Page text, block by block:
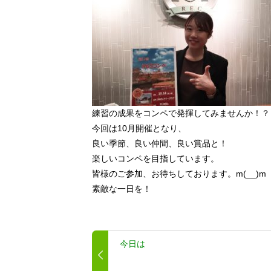
練習の成果をコンペで発揮してみませんか！？
今回は10月開催となり、
良い季節、良い仲間、良い賞品と！
楽しいコンペを目指しています。
皆様のご参加、お待ちしております。m(__)m
素敵な一日を！
今日は